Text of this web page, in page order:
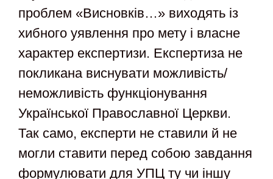
проблем «Висновків…» виходять із
хибного уявлення про мету і власне
характер експертизи. Експертиза не
покликана виснувати можливість/
неможливість функціонування
Української Православної Церкви.
Так само, експерти не ставили й не
могли ставити перед собою завдання
формулювати для УПЦ ту чи іншу